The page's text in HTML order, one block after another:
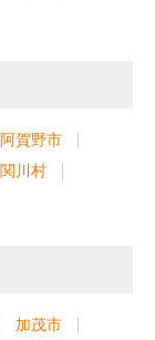
阿賀野市
関川村
加茂市